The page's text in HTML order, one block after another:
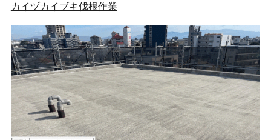
カイヅカイブキ伐根作業